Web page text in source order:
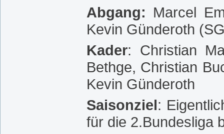
Abgang: Marcel
Kevin Günderoth
Kader: Christian
Bethge, Christian
Kevin Günderoth
Saisonziel:
für die 2.Bundesliga